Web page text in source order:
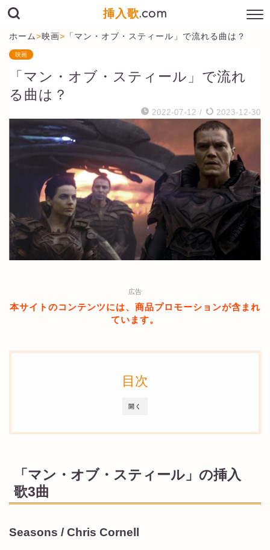
挿入歌.com
ホーム>映画> 「マン・オブ・スティール」で流れる曲は？
映画
「マン・オブ・スティール」で流れ
る曲は？
2022-07-12 / 2023-12-30
広告
本サイトのコンテンツには、商品プロモーションが含まれ
ています。
開く
目次
「マン・オブ・スティール」の挿入
歌3曲
Seasons / Chris Cornell